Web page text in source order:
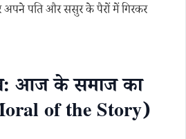
पति और ससुर के पैरों में गिरकर
आज के समाज का
of the Story)